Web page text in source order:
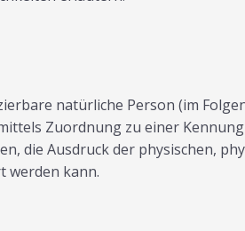
natürliche Person (im
Zuordnung zu einer
die Ausdruck der physischen,
werden kann.